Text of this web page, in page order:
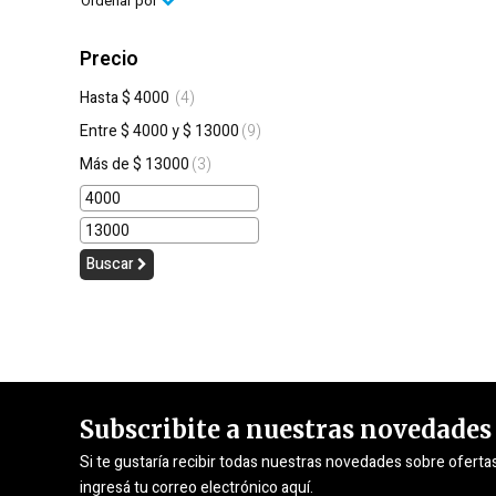
Precio
Hasta $ 4000 (4)
Entre $ 4000 y $ 13000(9)
Más de $ 13000(3)
Buscar
Subscribite a nuestras novedades
Si te gustaría recibir todas nuestras novedades sobre
ingresá tu correo electrónico aquí.